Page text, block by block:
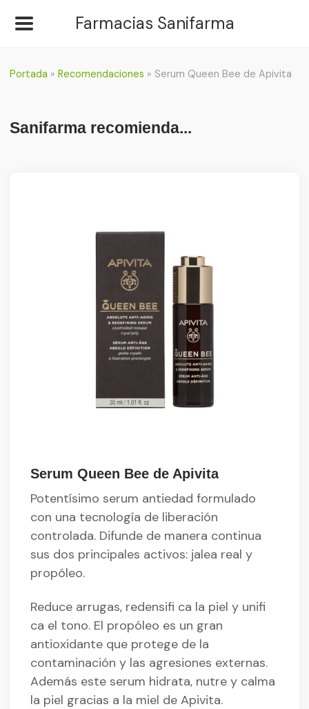
Farmacias Sanifarma
Portada »Recomendaciones » Serum Queen Bee de Apivita
Sanifarma recomienda...
Serum Queen Bee de Apivita
Potentísimo serum antiedad formulado
con una tecnología de liberación
controlada. Difunde de manera continua
sus dos principales activos: jalea real y
propóleo.
Reduce arrugas, redensifi ca la piel y unifi
ca el tono. El propóleo es un gran
antioxidante que protege de la
contaminación y las agresiones externas.
Además este serum hidrata, nutre y calma
la piel gracias a la miel de Apivita.